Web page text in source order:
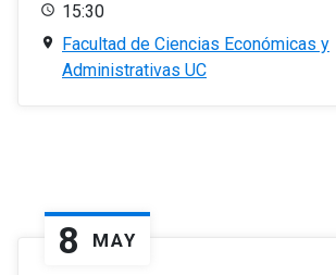
15:30
Facultad de Ciencias Económicas y
Administrativas UC
8 MAY